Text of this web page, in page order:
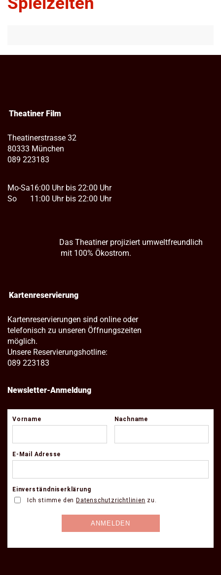
Theatiner Film
Theatinerstrasse 32
80333 München
089 223183
Mo-Sa
So
16:00 Uhr bis 22:00 Uhr
11:00 Uhr bis 22:00 Uhr
Das Theatiner projiziert umweltfreundlich
mit 100% Ökostrom.
Kartenreservierung
Kartenreservierungen sind online oder
telefonisch zu unseren Öffnungszeiten
möglich.
Unsere Reservierungshotline:
089 223183
Newsletter-Anmeldung